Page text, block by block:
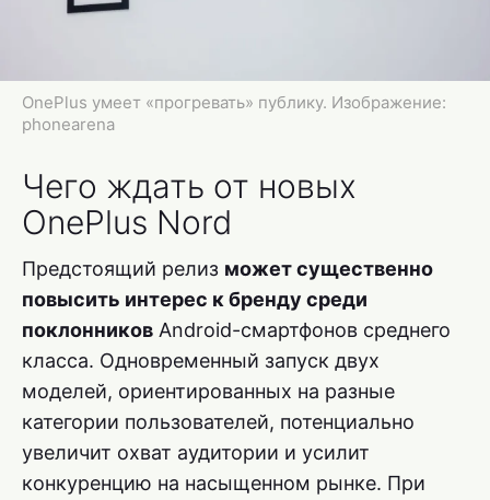
OnePlus умеет «прогревать» публику. Изображение:
phonearena
Чего ждать от новых
OnePlus Nord
Предстоящий релиз может существенно
повысить интерес к бренду среди
поклонников Android-смартфонов среднего
класса. Одновременный запуск двух
моделей, ориентированных на разные
категории пользователей, потенциально
увеличит охват аудитории и усилит
конкуренцию на насыщенном рынке. При